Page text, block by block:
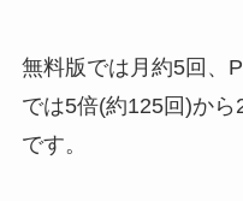
無料版では月約5回、
では5倍(約125回)か
です。